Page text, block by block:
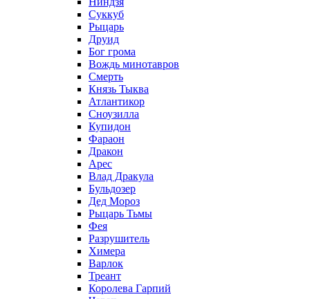
Суккуб
Рыцарь
Друид
Бог грома
Вождь минотавров
Смерть
Князь Тыква
Атлантикор
Сноузилла
Купидон
Фараон
Дракон
Арес
Влад Дракула
Бульдозер
Дед Мороз
Рыцарь Тьмы
Фея
Разрушитель
Химера
Варлок
Треант
Королева Гарпий